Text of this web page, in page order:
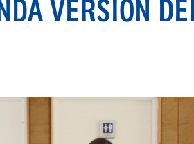
VERSIÓN